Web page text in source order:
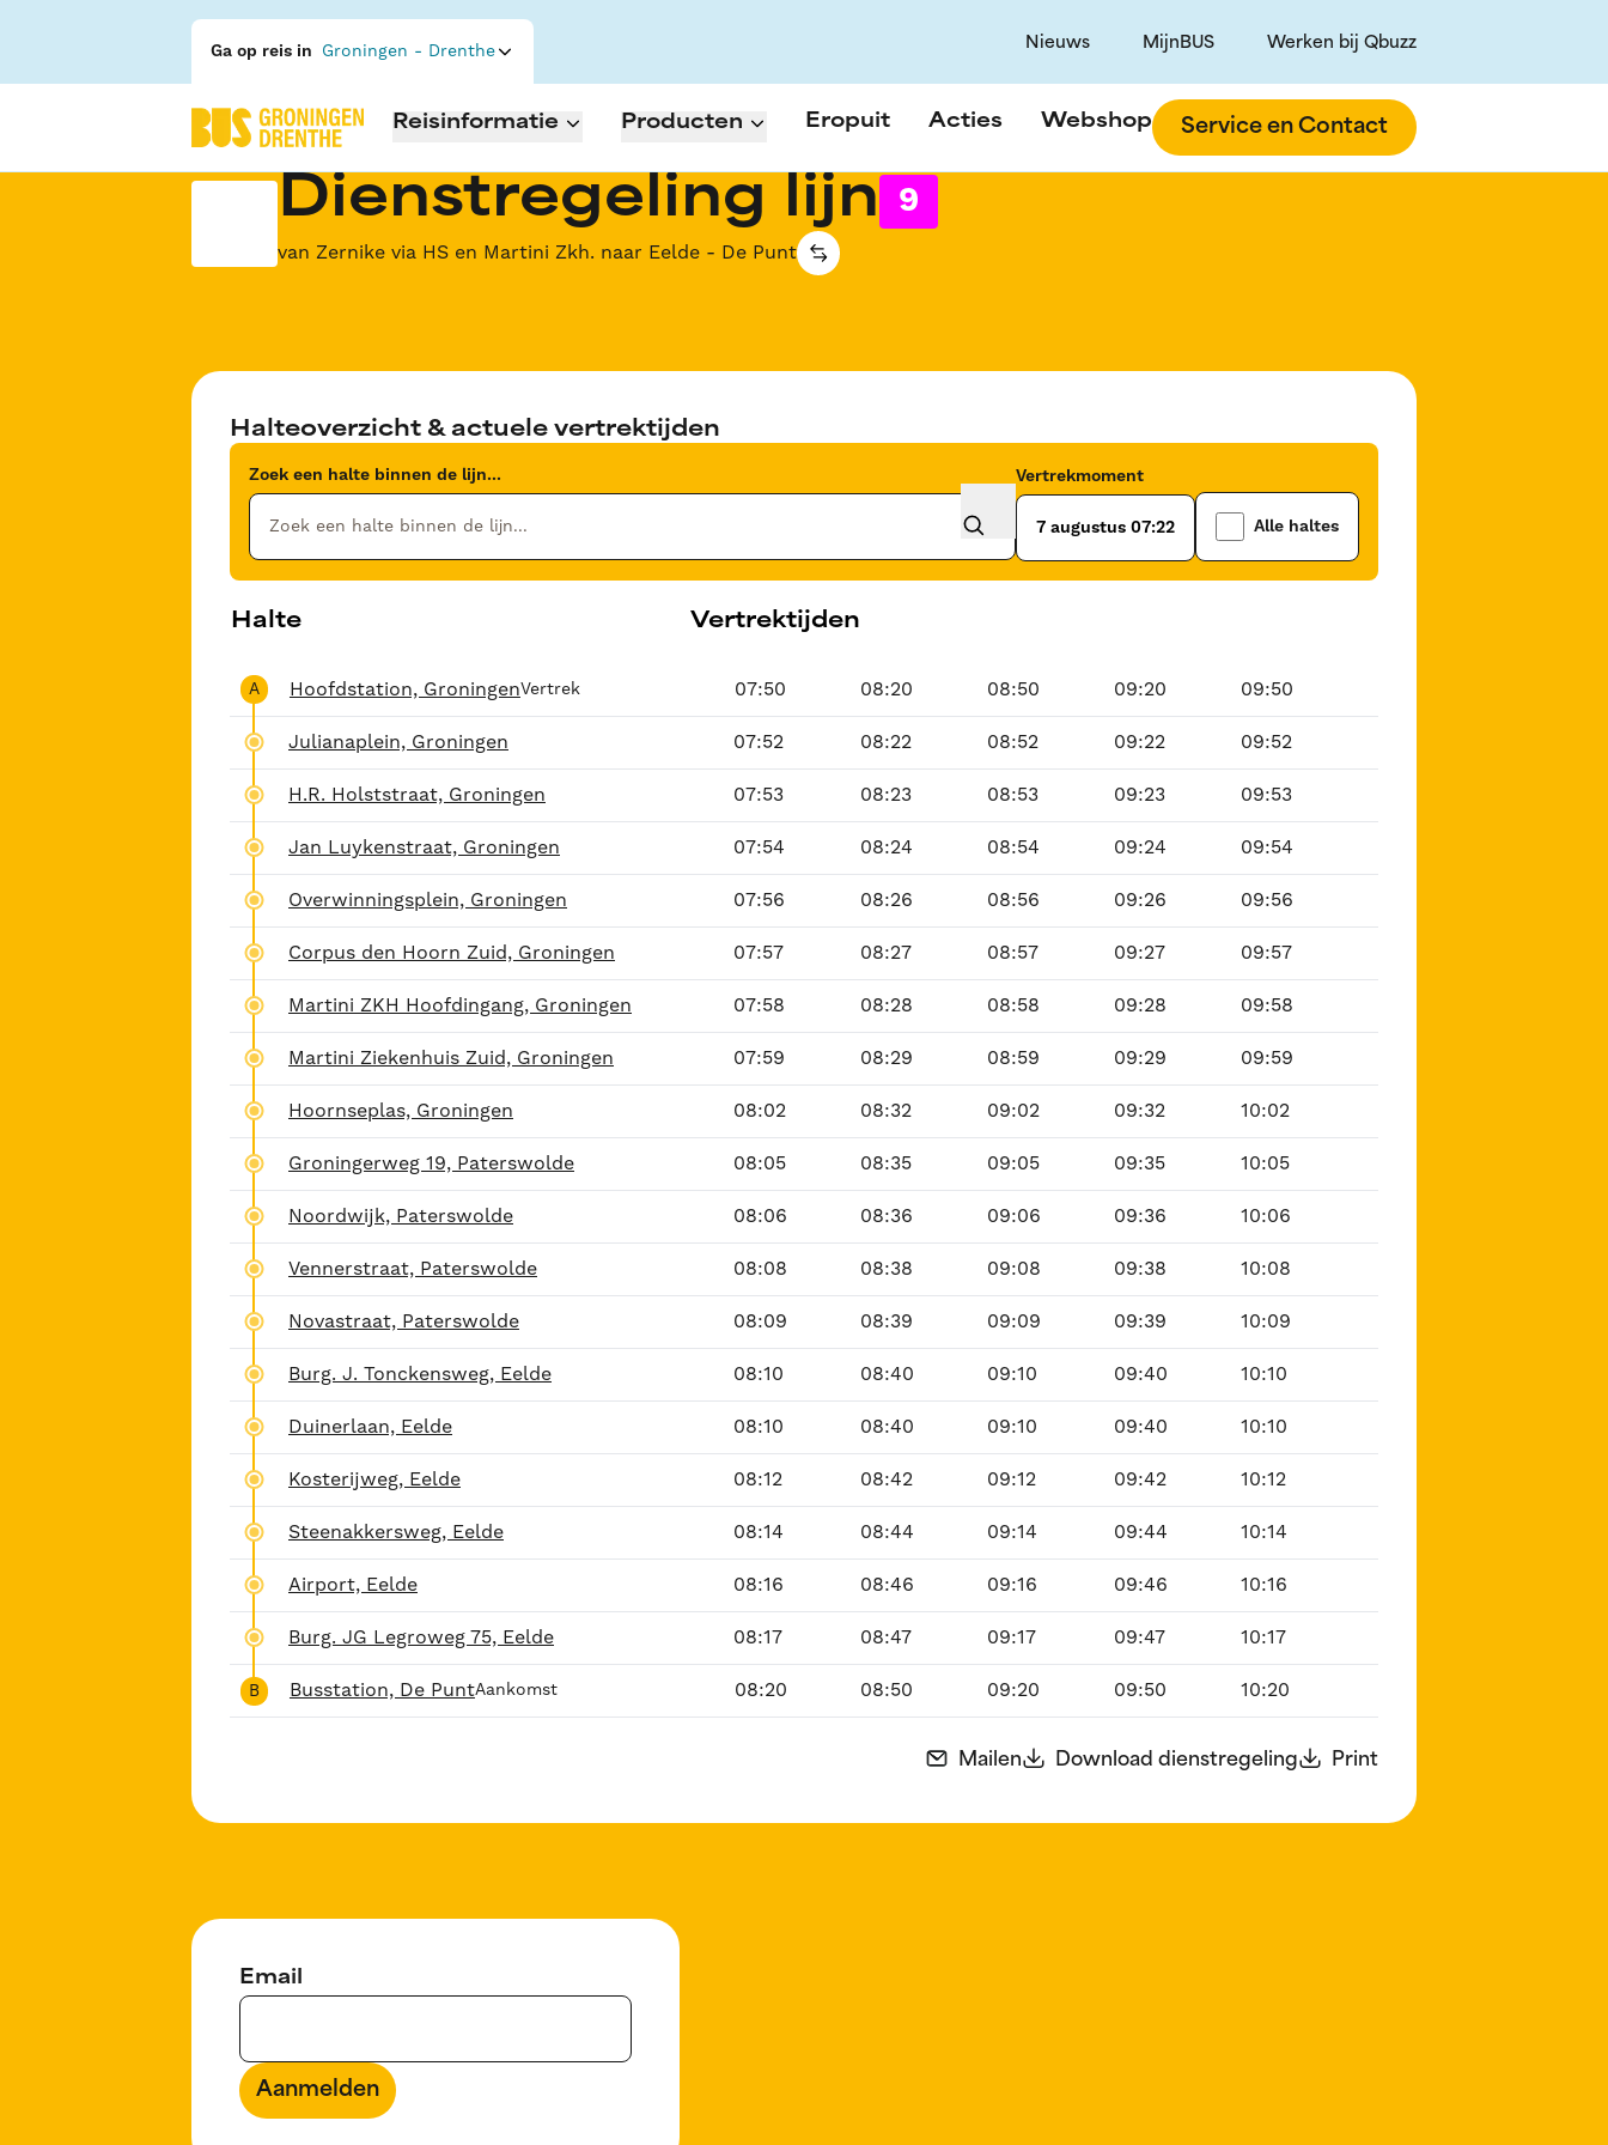
Ga op reis in Groningen - Drenthe Nieuws MijnBUS Werken bij Qbuzz
Reisinformatie Producten Eropuit Acties Webshop Service en Contact
Dienstregeling lijn 9
van Zernike via HS en Martini Zkh. naar Eelde - De Punt
Halteoverzicht & actuele vertrektijden
Zoek een halte binnen de lijn... Vertrekmoment
7 augustus 07:22 Alle haltes
Halte Vertrektijden
A Hoofdstation, GroningenVertrek 07:50 08:20 08:50 09:20 09:50
Julianaplein, Groningen 07:52 08:22 08:52 09:22 09:52
H.R. Holststraat, Groningen 07:53 08:23 08:53 09:23 09:53
Jan Luykenstraat, Groningen 07:54 08:24 08:54 09:24 09:54
Overwinningsplein, Groningen 07:56 08:26 08:56 09:26 09:56
Corpus den Hoorn Zuid, Groningen 07:57 08:27 08:57 09:27 09:57
Martini ZKH Hoofdingang, Groningen 07:58 08:28 08:58 09:28 09:58
Martini Ziekenhuis Zuid, Groningen 07:59 08:29 08:59 09:29 09:59
Hoornseplas, Groningen 08:02 08:32 09:02 09:32 10:02
Groningerweg 19, Paterswolde 08:05 08:35 09:05 09:35 10:05
Noordwijk, Paterswolde 08:06 08:36 09:06 09:36 10:06
Vennerstraat, Paterswolde 08:08 08:38 09:08 09:38 10:08
Novastraat, Paterswolde 08:09 08:39 09:09 09:39 10:09
Burg. J. Tonckensweg, Eelde 08:10 08:40 09:10 09:40 10:10
Duinerlaan, Eelde 08:10 08:40 09:10 09:40 10:10
Kosterijweg, Eelde 08:12 08:42 09:12 09:42 10:12
Steenakkersweg, Eelde 08:14 08:44 09:14 09:44 10:14
Airport, Eelde 08:16 08:46 09:16 09:46 10:16
Burg. JG Legroweg 75, Eelde 08:17 08:47 09:17 09:47 10:17
B Busstation, De PuntAankomst 08:20 08:50 09:20 09:50 10:20
Mailen Download dienstregeling Print
Email
Aanmelden